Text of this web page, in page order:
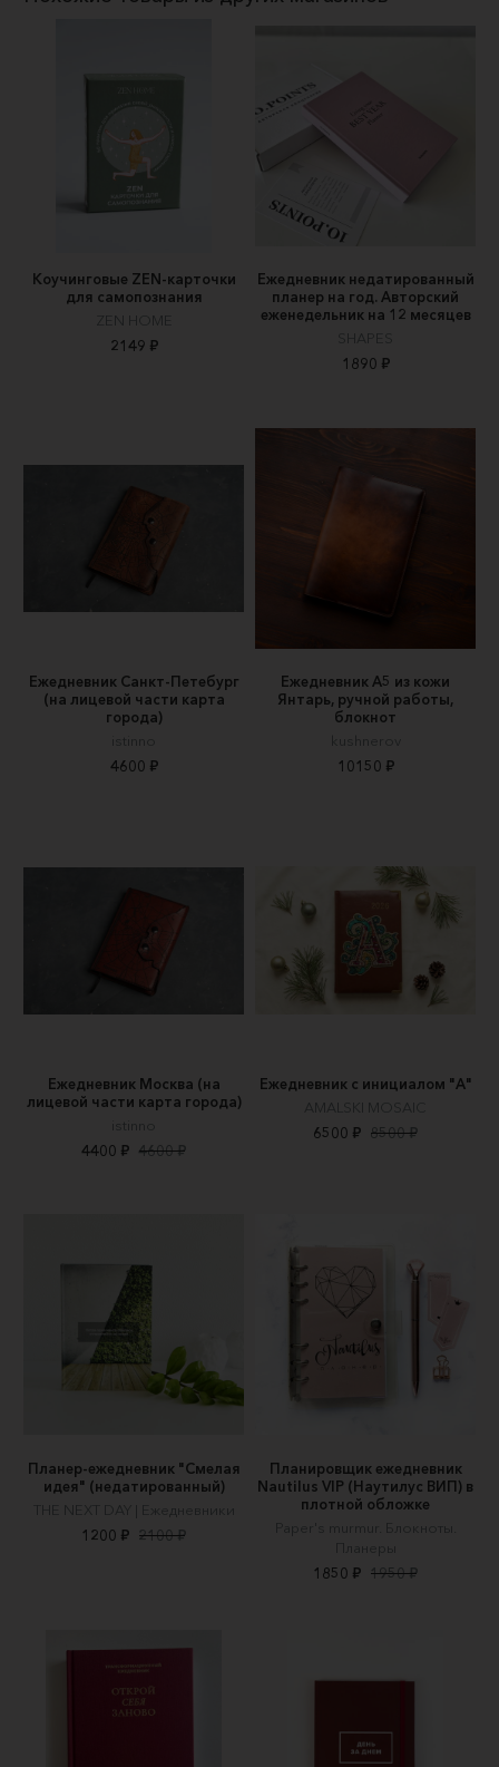
Коучинговые ZEN-карточки
для самопознания
ZEN HOME
2149 ₽
Ежедневник недатированный
планер на год. Авторский
еженедельник на 12 месяцев
SHAPES
1890 ₽
Ежедневник Санкт-Петебург
(на лицевой части карта
города)
istinno
4600 ₽
Ежедневник А5 из кожи
Янтарь, ручной работы,
блокнот
kushnerov
10150 ₽
Ежедневник Москва (на
лицевой части карта города)
istinno
4400 ₽ 4600 ₽
Ежедневник с инициалом "А"
AMALSKI MOSAIC
6500 ₽ 8500 ₽
Планер-ежедневник "Смелая
идея" (недатированный)
THE NEXT DAY | Ежедневники
1200 ₽ 2100 ₽
Планировщик ежедневник
Nautilus VIP (Наутилус ВИП) в
плотной обложке
Paper's murmur. Блокноты.
Планеры
1850 ₽ 1950 ₽